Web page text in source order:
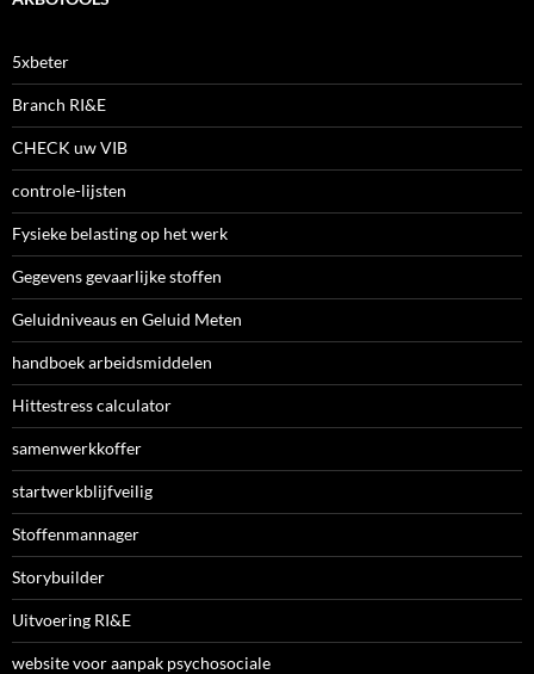
5xbeter
Branch RI&E
CHECK uw VIB
controle-lijsten
Fysieke belasting op het werk
Gegevens gevaarlijke stoffen
Geluidniveaus en Geluid Meten
handboek arbeidsmiddelen
Hittestress calculator
samenwerkkoffer
startwerkblijfveilig
Stoffenmannager
Storybuilder
Uitvoering RI&E
website voor aanpak psychosociale